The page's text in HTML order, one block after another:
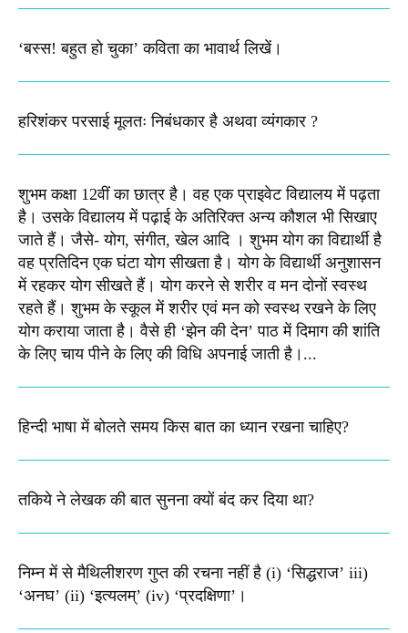
‘बस्स! बहुत हो चुका’ कविता का भावार्थ लिखें।
हरिशंकर परसाई मूलतः निबंधकार है अथवा व्यंगकार ?
शुभम कक्षा 12वीं का छात्र है। वह एक प्राइवेट विद्यालय में पढ़ता
है। उसके विद्यालय में पढ़ाई के अतिरिक्त अन्य कौशल भी सिखाए
जाते हैं। जैसे- योग, संगीत, खेल आदि । शुभम योग का विद्यार्थी है
वह प्रतिदिन एक घंटा योग सीखता है। योग के विद्यार्थी अनुशासन
में रहकर योग सीखते हैं। योग करने से शरीर व मन दोनों स्वस्थ
रहते हैं। शुभम के स्कूल में शरीर एवं मन को स्वस्थ रखने के लिए
योग कराया जाता है। वैसे ही ‘झेन की देन’ पाठ में दिमाग की शांति
के लिए चाय पीने के लिए की विधि अपनाई जाती है।...
हिन्दी भाषा में बोलते समय किस बात का ध्यान रखना चाहिए?
तकिये ने लेखक की बात सुनना क्यों बंद कर दिया था?
निम्न में से मैथिलीशरण गुप्त की रचना नहीं है (i) ‘सिद्धराज’ iii)
‘अनघ’ (ii) ‘इत्यलम्’ (iv) ‘प्रदक्षिणा’।